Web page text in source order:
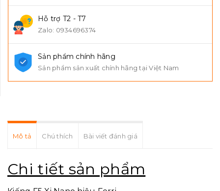
Hỗ trợ T2 - T7
Zalo: 0934696374
Sản phẩm chính hãng
Sản phẩm sản xuất chính hãng tại Việt Nam
Mô tả Chú thích Bài viết đánh giá
Chi tiết sản phẩm